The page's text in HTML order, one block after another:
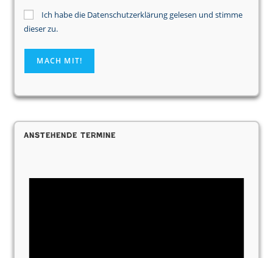
Ich habe die Datenschutzerklärung gelesen und stimme
dieser zu.
Anstehende Termine